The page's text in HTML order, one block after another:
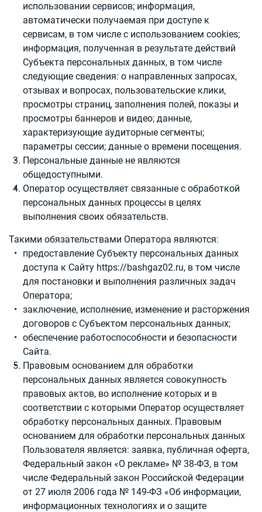
использовании сервисов; информация,
автоматически получаемая при доступе к
сервисам, в том числе с использованием cookies;
информация, полученная в результате действий
Субъекта персональных данных, в том числе
следующие сведения: о направленных запросах,
отзывах и вопросах, пользовательские клики,
просмотры страниц, заполнения полей, показы и
просмотры баннеров и видео; данные,
характеризующие аудиторные сегменты;
параметры сессии; данные о времени посещения.
Персональные данные не являются
общедоступными.
Оператор осуществляет связанные с обработкой
персональных данных процессы в целях
выполнения своих обязательств.
Такими обязательствами Оператора являются:
предоставление Субъекту персональных данных
доступа к Сайту https://bashgaz02.ru, в том числе
для постановки и выполнения различных задач
Оператора;
заключение, исполнение, изменение и расторжения
договоров с Субъектом персональных данных;
обеспечение работоспособности и безопасности
Сайта.
Правовым основанием для обработки
персональных данных является совокупность
правовых актов, во исполнение которых и в
соответствии с которыми Оператор осуществляет
обработку персональных данных. Правовым
основанием для обработки персональных данных
Пользователя является: заявка, публичная оферта,
Федеральный закон «О рекламе» № 38-ФЗ, в том
числе Федеральный закон Российской Федерации
от 27 июля 2006 года № 149-ФЗ «Об информации,
информационных технологиях и о защите